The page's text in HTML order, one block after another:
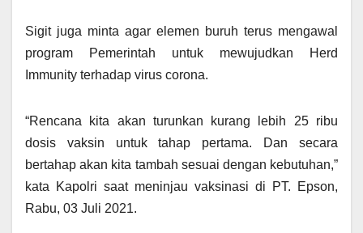
Sigit juga minta agar elemen buruh terus mengawal
program Pemerintah untuk mewujudkan Herd
Immunity terhadap virus corona.
“Rencana kita akan turunkan kurang lebih 25 ribu
dosis vaksin untuk tahap pertama. Dan secara
bertahap akan kita tambah sesuai dengan kebutuhan,”
kata Kapolri saat meninjau vaksinasi di PT. Epson,
Rabu, 03 Juli 2021.